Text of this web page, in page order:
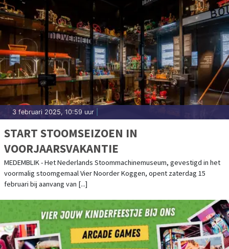
3 februari 2025, 10:59 uur
START STOOMSEIZOEN IN
VOORJAARSVAKANTIE
MEDEMBLIK - Het Nederlands Stoommachinemuseum, gevestigd in het
voormalig stoomgemaal Vier Noorder Koggen, opent zaterdag 15
februari bij aanvang van [...]